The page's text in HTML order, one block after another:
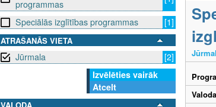
programmas
Speciālās izglītības programmas
[1]
ATRAŠANĀS VIETA
Jūrmala
[2]
Izvēlēties vairāk
Atcelt